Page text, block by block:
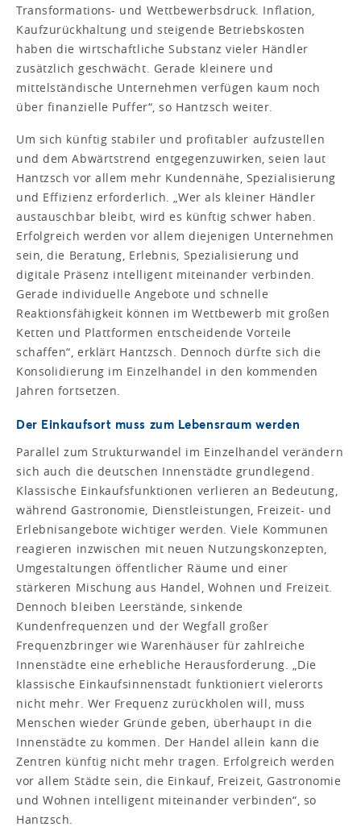
Transformations- und Wettbewerbsdruck. Inflation,
Kaufzurückhaltung und steigende Betriebskosten
haben die wirtschaftliche Substanz vieler Händler
zusätzlich geschwächt. Gerade kleinere und
mittelständische Unternehmen verfügen kaum noch
über finanzielle Puffer“, so Hantzsch weiter.
Um sich künftig stabiler und profitabler aufzustellen
und dem Abwärtstrend entgegenzuwirken, seien laut
Hantzsch vor allem mehr Kundennähe, Spezialisierung
und Effizienz erforderlich. „Wer als kleiner Händler
austauschbar bleibt, wird es künftig schwer haben.
Erfolgreich werden vor allem diejenigen Unternehmen
sein, die Beratung, Erlebnis, Spezialisierung und
digitale Präsenz intelligent miteinander verbinden.
Gerade individuelle Angebote und schnelle
Reaktionsfähigkeit können im Wettbewerb mit großen
Ketten und Plattformen entscheidende Vorteile
schaffen“, erklärt Hantzsch. Dennoch dürfte sich die
Konsolidierung im Einzelhandel in den kommenden
Jahren fortsetzen.
Der Einkaufsort muss zum Lebensraum werden
Parallel zum Strukturwandel im Einzelhandel verändern
sich auch die deutschen Innenstädte grundlegend.
Klassische Einkaufsfunktionen verlieren an Bedeutung,
während Gastronomie, Dienstleistungen, Freizeit- und
Erlebnisangebote wichtiger werden. Viele Kommunen
reagieren inzwischen mit neuen Nutzungskonzepten,
Umgestaltungen öffentlicher Räume und einer
stärkeren Mischung aus Handel, Wohnen und Freizeit.
Dennoch bleiben Leerstände, sinkende
Kundenfrequenzen und der Wegfall großer
Frequenzbringer wie Warenhäuser für zahlreiche
Innenstädte eine erhebliche Herausforderung. „Die
klassische Einkaufsinnenstadt funktioniert vielerorts
nicht mehr. Wer Frequenz zurückholen will, muss
Menschen wieder Gründe geben, überhaupt in die
Innenstädte zu kommen. Der Handel allein kann die
Zentren künftig nicht mehr tragen. Erfolgreich werden
vor allem Städte sein, die Einkauf, Freizeit, Gastronomie
und Wohnen intelligent miteinander verbinden“, so
Hantzsch.